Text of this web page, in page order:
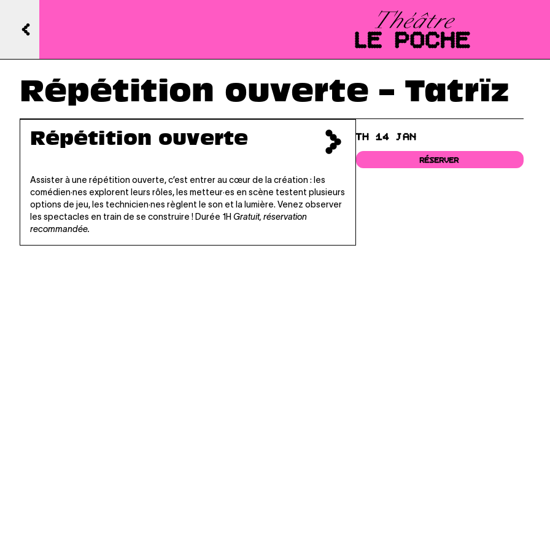
Répétition ouverte – Tatrïz
Répétition ouverte
Assister à une répétition ouverte, c’est entrer au cœur de la création : les
comédien·nes explorent leurs rôles, les metteur·es en scène testent plusieurs
options de jeu, les technicien·nes règlent le son et la lumière. Venez observer
les spectacles en train de se construire ! Durée 1H Gratuit, réservation
recommandée.
TH 14 JAN
RÉSERVER